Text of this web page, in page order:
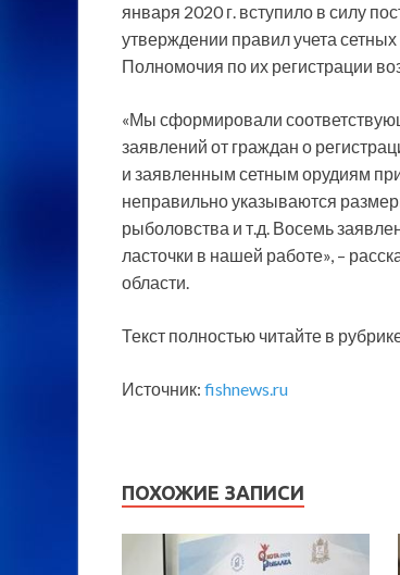
января 2020 г. вступило в силу
утверждении правил учета
Полномочия по их регистрации
«Мы сформировали
заявлений от граждан о
и заявленным сетным орудиям
неправильно указываются
рыболовства и т.д. Восемь
ласточки в нашей работе», –
области.
Текст полностью читайте в
Источник: fishnews.ru
ПОХОЖИЕ ЗАПИСИ